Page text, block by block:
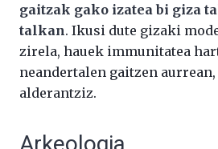
gaitzak gako izatea bi giza
talkan. Ikusi dute gizaki
zirela, hauek immunitatea
neandertalen gaitzen aurrean,
alderantziz.
Arkeologia